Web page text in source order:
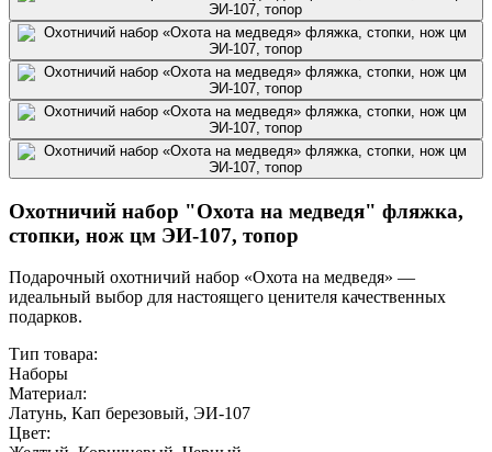
Охотничий набор "Охота на медведя" фляжка,
стопки, нож цм ЭИ-107, топор
Подарочный охотничий набор «Охота на медведя» —
идеальный выбор для настоящего ценителя качественных
подарков.
Тип товара:
Наборы
Материал:
Латунь, Кап березовый, ЭИ-107
Цвет: